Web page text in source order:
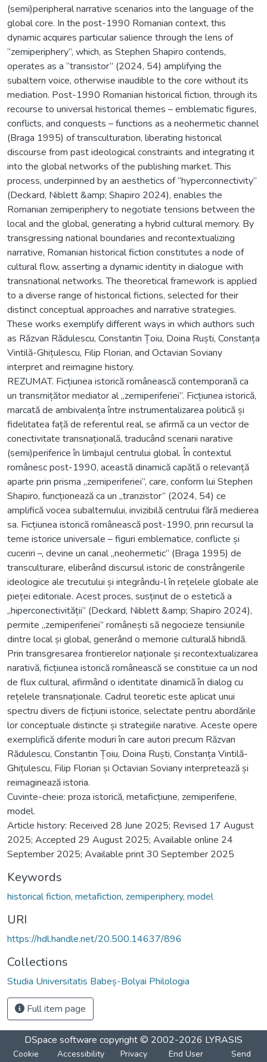
(semi)peripheral narrative scenarios into the language of the
global core. In the post-1990 Romanian context, this
dynamic acquires particular salience through the lens of
“zemiperiphery”, which, as Stephen Shapiro contends,
operates as a “transistor” (2024, 54) amplifying the
subaltern voice, otherwise inaudible to the core without its
mediation. Post-1990 Romanian historical fiction, through its
recourse to universal historical themes – emblematic figures,
conflicts, and conquests – functions as a neohermetic channel
(Braga 1995) of transculturation, liberating historical
discourse from past ideological constraints and integrating it
into the global networks of the publishing market. This
process, underpinned by an aesthetics of “hyperconnectivity”
(Deckard, Niblett &amp; Shapiro 2024), enables the
Romanian zemiperiphery to negotiate tensions between the
local and the global, generating a hybrid cultural memory. By
transgressing national boundaries and recontextualizing
narrative, Romanian historical fiction constitutes a node of
cultural flow, asserting a dynamic identity in dialogue with
transnational networks. The theoretical framework is applied
to a diverse range of historical fictions, selected for their
distinct conceptual approaches and narrative strategies.
These works exemplify different ways in which authors such
as Răzvan Rădulescu, Constantin Țoiu, Doina Ruști, Constanța
Vintilă-Ghițulescu, Filip Florian, and Octavian Soviany
interpret and reimagine history.
REZUMAT. Ficțiunea istorică românească contemporană ca
un transmițător mediator al „zemiperiferiei”. Ficțiunea istorică,
marcată de ambivalența între instrumentalizarea politică și
fidelitatea față de referentul real, se afirmă ca un vector de
conectivitate transnațională, traducând scenarii narative
(semi)periferice în limbajul centrului global. În contextul
românesc post-1990, această dinamică capătă o relevanță
aparte prin prisma „zemiperiferiei”, care, conform lui Stephen
Shapiro, funcționează ca un „tranzistor” (2024, 54) ce
amplifică vocea subalternului, invizibilă centrului fără medierea
sa. Ficțiunea istorică românească post-1990, prin recursul la
teme istorice universale – figuri emblematice, conflicte și
cuceriri –, devine un canal „neohermetic” (Braga 1995) de
transculturare, eliberând discursul istoric de constrângerile
ideologice ale trecutului și integrându-l în rețelele globale ale
pieței editoriale. Acest proces, susținut de o estetică a
„hiperconectivității” (Deckard, Niblett &amp; Shapiro 2024),
permite „zemiperiferiei” românești să negocieze tensiunile
dintre local și global, generând o memorie culturală hibridă.
Prin transgresarea frontierelor naționale și recontextualizarea
narativă, ficțiunea istorică românească se constituie ca un nod
de flux cultural, afirmând o identitate dinamică în dialog cu
rețelele transnaționale. Cadrul teoretic este aplicat unui
spectru divers de ficțiuni istorice, selectate pentru abordările
lor conceptuale distincte și strategiile narative. Aceste opere
exemplifică diferite moduri în care autori precum Răzvan
Rădulescu, Constantin Țoiu, Doina Ruști, Constanța Vintilă-
Ghițulescu, Filip Florian și Octavian Soviany interpretează și
reimaginează istoria.
Cuvinte-cheie: proza istorică, metaficțiune, zemiperiferie,
model.
Article history: Received 28 June 2025; Revised 17 August
2025; Accepted 29 August 2025; Available online 24
September 2025; Available print 30 September 2025
Keywords
historical fiction, metafiction, zemiperiphery, model
URI
https://hdl.handle.net/20.500.14637/896
Collections
Studia Universitatis Babeș-Bolyai Philologia
Full item page
DSpace software copyright © 2002-2026 LYRASIS
Cookie
Accessibility
Privacy
End User
Send